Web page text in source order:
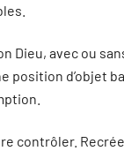
Dieu, avec ou
position d’objet
contrôler.